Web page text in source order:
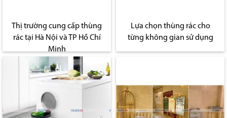
Thị trường cung cấp thùng
rác tại Hà Nội và TP Hồ Chí
Minh
Lựa chọn thùng rác cho
từng không gian sử dụng